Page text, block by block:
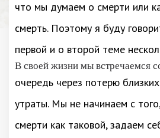
что мы думаем о смерти или
смерть. Поэтому я буду
первой и о второй теме
В своей жизни мы встречаемся
очередь через потерю
утраты. Мы не начинаем с
смерти как таковой, задаем